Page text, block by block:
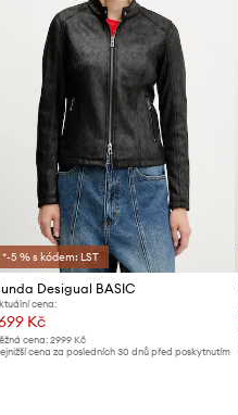
*-5 % s kódem: LST
Desigual BASIC
cena:
Kč
cena:2999 Kč
cena za posledních 30 dnů před poskytnutím